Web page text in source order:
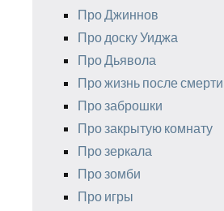
Про Джиннов
Про доску Уиджа
Про Дьявола
Про жизнь после смерти
Про заброшки
Про закрытую комнату
Про зеркала
Про зомби
Про игры